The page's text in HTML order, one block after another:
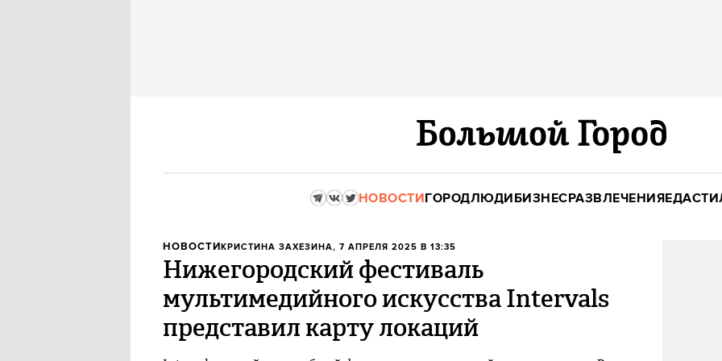
НОВОСТИГОРОДЛЮДИБИЗНЕСРАЗВЛЕЧЕНИЯЕДА
НОВОСТИКРИСТИНА ЗАХЕЗИНА, 7 АПРЕЛЯ 2025 В 13:35
Нижегородский фестиваль
мультимедийного искусства Intervals
представил карту локаций